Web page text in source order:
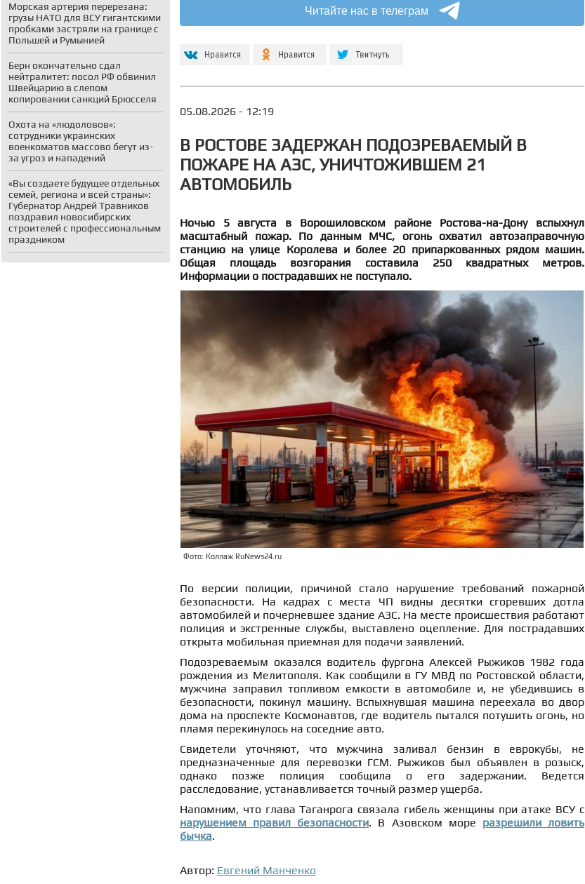
Морская артерия перерезана:
грузы НАТО для ВСУ гигантскими
пробками застряли на границе с
Польшей и Румынией
Берн окончательно сдал
нейтралитет: посол РФ обвинил
Швейцарию в слепом
копировании санкций Брюсселя
Охота на «людоловов»:
сотрудники украинских
военкоматов массово бегут из-
за угроз и нападений
«Вы создаете будущее отдельных
семей, региона и всей страны»:
Губернатор Андрей Травников
поздравил новосибирских
строителей с профессиональным
праздником
Читайте нас в телеграм
05.08.2026 - 12:19
В РОСТОВЕ ЗАДЕРЖАН ПОДОЗРЕВАЕМЫЙ В
ПОЖАРЕ НА АЗС, УНИЧТОЖИВШЕМ 21
АВТОМОБИЛЬ
Ночью 5 августа в Ворошиловском районе Ростова-на-Дону вспыхнул
масштабный пожар. По данным МЧС, огонь охватил автозаправочную
станцию на улице Королева и более 20 припаркованных рядом машин.
Общая площадь возгорания составила 250 квадратных метров.
Информации о пострадавших не поступало.
Фото: Коллаж RuNews24.ru
По версии полиции, причиной стало нарушение требований пожарной
безопасности. На кадрах с места ЧП видны десятки сгоревших дотла
автомобилей и почерневшее здание АЗС. На месте происшествия работают
полиция и экстренные службы, выставлено оцепление. Для пострадавших
открыта мобильная приемная для подачи заявлений.
Подозреваемым оказался водитель фургона Алексей Рыжиков 1982 года
рождения из Мелитополя. Как сообщили в ГУ МВД по Ростовской области,
мужчина заправил топливом емкости в автомобиле и, не убедившись в
безопасности, покинул машину. Вспыхнувшая машина переехала во двор
дома на проспекте Космонавтов, где водитель пытался потушить огонь, но
пламя перекинулось на соседние авто.
Свидетели уточняют, что мужчина заливал бензин в еврокубы, не
предназначенные для перевозки ГСМ. Рыжиков был объявлен в розыск,
однако позже полиция сообщила о его задержании. Ведется
расследование, устанавливается точный размер ущерба.
Напомним, что глава Таганрога связала гибель женщины при атаке ВСУ с
нарушением правил безопасности. В Азовском море разрешили ловить
бычка.
Автор: Евгений Манченко